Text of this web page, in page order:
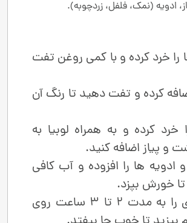
ادویه (نمک، فلفل، زردچوبه).
را خرد کرده و با کمی روغن تفت
کرده و تفت دهید تا رنگ آن
خرد کرده و به همراه لوبیا به
و پیاز اضافه کنید.
ادویه‌ ها را افزوده و آب کافی
تا خورش بپزد.
قورمه ‌سبزی را به مدت 2 تا 3 ساعت روی